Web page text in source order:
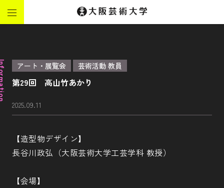
アート・展覧会 芸術活動 教員
第29回 高山竹あかり
2025.09.11
【造型物デザイン】
長谷川政弘（大阪芸術大学工芸学科 教授）
【会場】